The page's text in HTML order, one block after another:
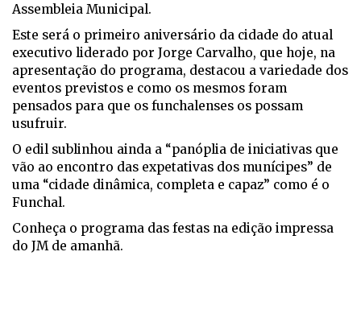
Assembleia Municipal.
Este será o primeiro aniversário da cidade do atual
executivo liderado por Jorge Carvalho, que hoje, na
apresentação do programa, destacou a variedade dos
eventos previstos e como os mesmos foram
pensados para que os funchalenses os possam
usufruir.
O edil sublinhou ainda a “panóplia de iniciativas que
vão ao encontro das expetativas dos munícipes” de
uma “cidade dinâmica, completa e capaz” como é o
Funchal.
Conheça o programa das festas na edição impressa
do JM de amanhã.